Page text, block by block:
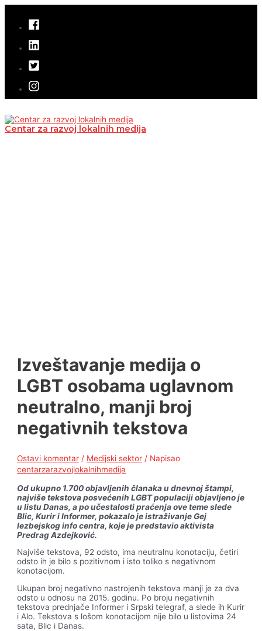
sadržaj
Centar za razvoj lokalnih medija
Izveštavanje medija o
LGBT osobama uglavnom
neutralno, manji broj
negativnih tekstova
Ostavi komentar / Medijski sektor / Napisao
centarzarazvojlokalnihmedija
Od ukupno 1.700 objavljenih članaka u dnevnoj štampi,
najviše tekstova posvećenih LGBT populaciji objavljeno je
u listu Danas, a po učestalosti praćenja ove teme slede
Blic, Kurir i Informer, pokazalo je istraživanje Gej
lezbejskog info centra, koje je predstavio aktivista
Predrag Azdejković.
Najviše tekstova, 92 odsto, ima neutralnu konotaciju, četiri
odsto ih je bilo s pozitivnom i isto toliko s negativnom
konotacijom.
Ukupan broj negativno nastrojenih tekstova manji je za dva
odsto u odnosu na 2015. godinu. Po broju negativnih
tekstova prednjače Informer i Srpski telegraf, a slede ih Kurir
i Alo. Tekstova s lošom konotacijom nije bilo u listovima 24
sata, Blic i Danas.